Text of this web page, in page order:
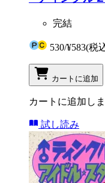
完結
530/¥583(税
カートに追加
カートに追加し
試し読み